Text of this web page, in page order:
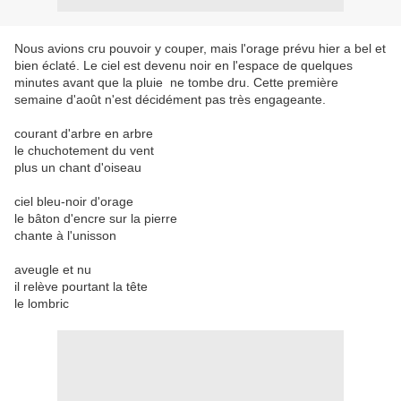
Nous avions cru pouvoir y couper, mais l'orage prévu hier a bel et
bien éclaté. Le ciel est devenu noir en l'espace de quelques
minutes avant que la pluie ne tombe dru. Cette première
semaine d'août n'est décidément pas très engageante.
courant d'arbre en arbre
le chuchotement du vent
plus un chant d'oiseau
ciel bleu-noir d'orage
le bâton d'encre sur la pierre
chante à l'unisson
aveugle et nu
il relève pourtant la tête
le lombric